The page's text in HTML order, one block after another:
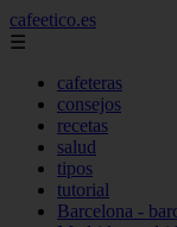
cafeetico.es
☰
cafeteras
consejos
recetas
salud
tipos
tutorial
Barcelona -